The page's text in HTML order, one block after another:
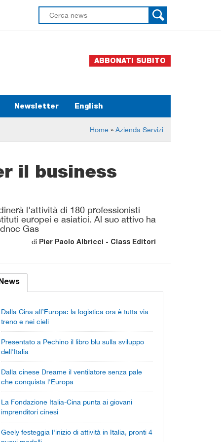
ABBONATI SUBITO
Newsletter English
Home » Azienda Servizi
il business
l'attività di 180 professionisti
europei e asiatici. Al suo attivo ha
Gas
di Pier Paolo Albricci - Class Editori
Dalla Cina all’Europa: la logistica ora è tutta via
treno e nei cieli
Presentato a Pechino il libro blu sulla sviluppo
dell'Italia
Dalla cinese Dreame il ventilatore senza pale
che conquista l'Europa
La Fondazione Italia-Cina punta ai giovani
imprenditori cinesi
Geely festeggia l'inizio di attività in Italia, pronti 4